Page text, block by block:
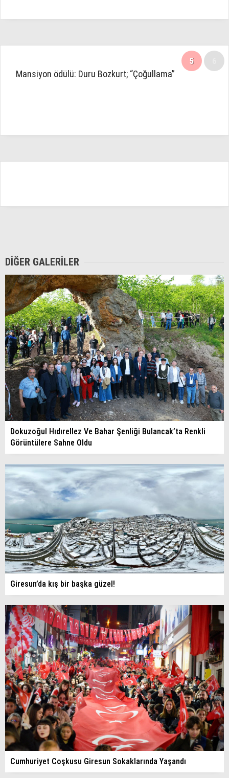
5
Mansiyon ödülü: Duru Bozkurt; “Çoğullama”
DIĞER GALERILER
Dokuzoğul Hıdırellez Ve Bahar Şenliği Bulancak’ta Renkli
Görüntülere Sahne Oldu
Giresun’da kış bir başka güzel!
Cumhuriyet Coşkusu Giresun Sokaklarında Yaşandı